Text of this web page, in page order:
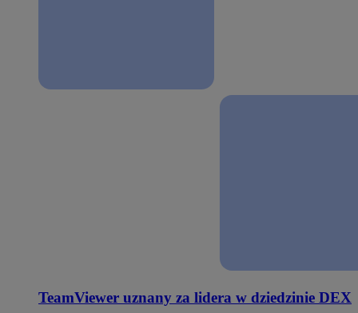
TeamViewer uznany za lidera w dziedzinie DEX